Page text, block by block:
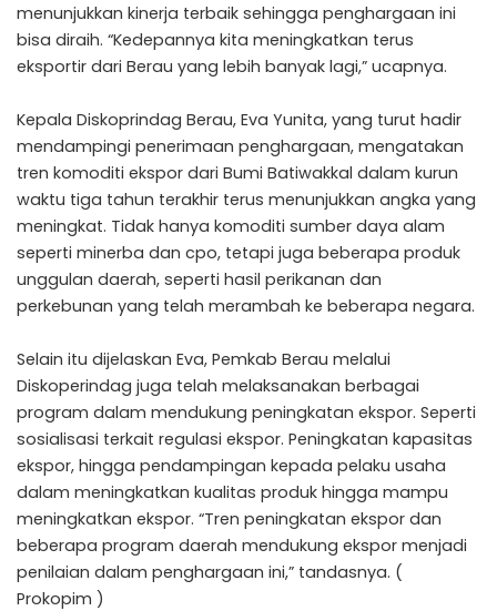
menunjukkan kinerja terbaik sehingga penghargaan ini
bisa diraih. “Kedepannya kita meningkatkan terus
eksportir dari Berau yang lebih banyak lagi,” ucapnya.
Kepala Diskoprindag Berau, Eva Yunita, yang turut hadir
mendampingi penerimaan penghargaan, mengatakan
tren komoditi ekspor dari Bumi Batiwakkal dalam kurun
waktu tiga tahun terakhir terus menunjukkan angka yang
meningkat. Tidak hanya komoditi sumber daya alam
seperti minerba dan cpo, tetapi juga beberapa produk
unggulan daerah, seperti hasil perikanan dan
perkebunan yang telah merambah ke beberapa negara.
Selain itu dijelaskan Eva, Pemkab Berau melalui
Diskoperindag juga telah melaksanakan berbagai
program dalam mendukung peningkatan ekspor. Seperti
sosialisasi terkait regulasi ekspor. Peningkatan kapasitas
ekspor, hingga pendampingan kepada pelaku usaha
dalam meningkatkan kualitas produk hingga mampu
meningkatkan ekspor. “Tren peningkatan ekspor dan
beberapa program daerah mendukung ekspor menjadi
penilaian dalam penghargaan ini,” tandasnya. (
Prokopim )